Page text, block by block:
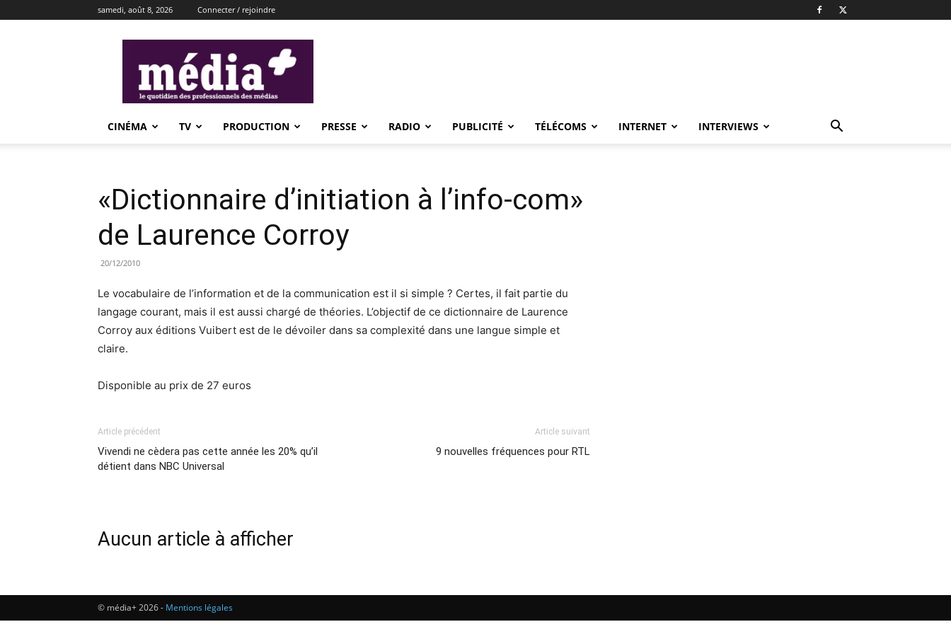
samedi, août 8, 2026 Connecter / rejoindre
CINÉMA TV PRODUCTION PRESSE RADIO PUBLICITÉ TÉLÉCOMS INTERNET INTERVIEWS
«Dictionnaire d’initiation à l’info-com»
de Laurence Corroy
20/12/2010
Le vocabulaire de l’information et de la communication est il si simple ? Certes, il fait partie du
langage courant, mais il est aussi chargé de théories. L’objectif de ce dictionnaire de Laurence
Corroy aux éditions Vuibert est de le dévoiler dans sa complexité dans une langue simple et
claire.
Disponible au prix de 27 euros
Article précédent
Vivendi ne cèdera pas cette année les 20% qu’il
détient dans NBC Universal
Article suivant
9 nouvelles fréquences pour RTL
Aucun article à afficher
© média+ 2026 - Mentions légales